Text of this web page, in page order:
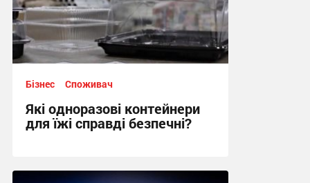
Бізнес Споживач
Які одноразові контейнери
для їжі справді безпечні?